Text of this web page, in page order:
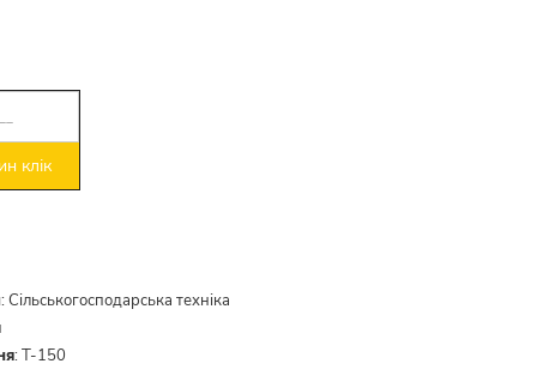
клік
:Сільськогосподарська техніка
:Т-150